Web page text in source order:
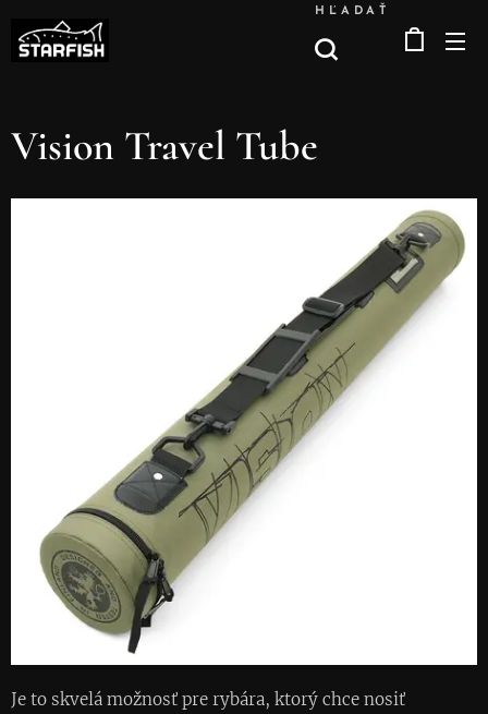
HĽADAŤ
Vision Travel Tube
Je to skvelá možnosť pre rybára, ktorý chce nosiť